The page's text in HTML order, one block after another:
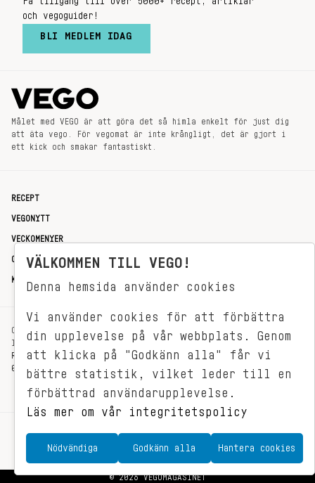
och vegoguider!
BLI MEDLEM IDAG
Målet med VEGO är att göra det så himla enkelt för just dig
att äta vego. För vegomat är inte krångligt, det är gjort i
ett kick och smakar fantastiskt.
RECEPT
VEGONYTT
VECKOMENYER
OM OSS
KONTAKT
OXENSTIERNSGATAN 33
114 27 STOCKHOLM
REDAKTIONEN@VEGOMAGASINET.SE
08-799 62 01
© 2026 VEGOMAGASINET
VÄLKOMMEN TILL VEGO!
Denna hemsida använder cookies
Vi använder cookies för att förbättra
din upplevelse på vår webbplats. Genom
att klicka på "Godkänn alla" får vi
bättre statistik, vilket leder till en
förbättrad användarupplevelse.
Läs mer om vår integritetspolicy
Nödvändiga Godkänn alla Hantera cookies